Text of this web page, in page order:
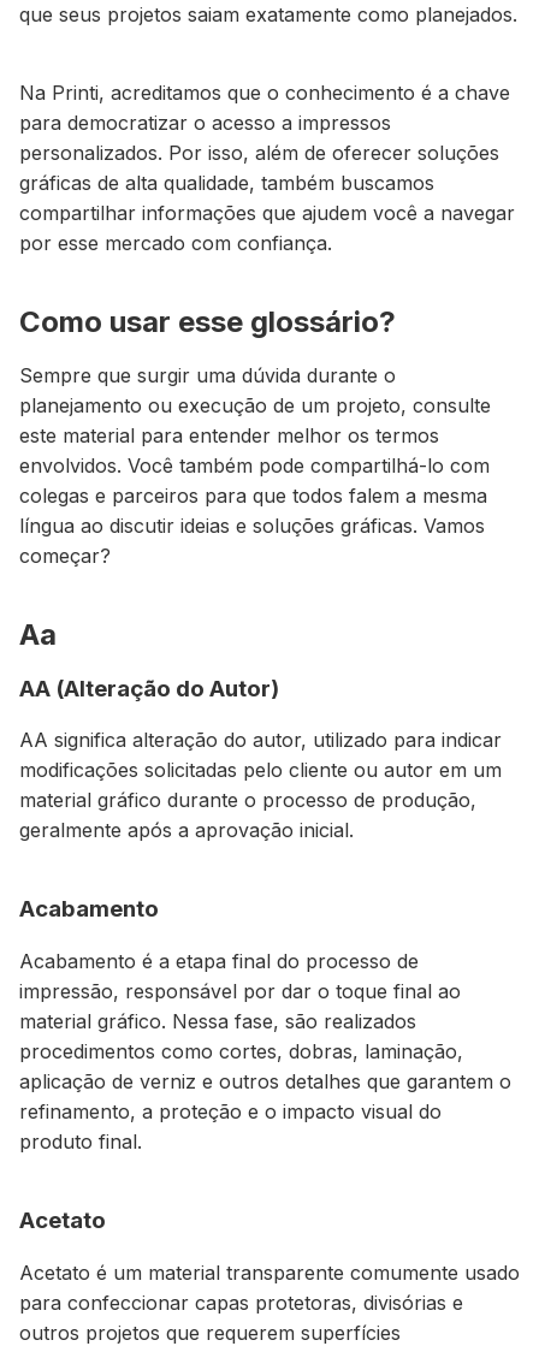
que seus projetos saiam exatamente como planejados.
Na Printi, acreditamos que o conhecimento é a chave
para democratizar o acesso a impressos
personalizados. Por isso, além de oferecer soluções
gráficas de alta qualidade, também buscamos
compartilhar informações que ajudem você a navegar
por esse mercado com confiança.
Como usar esse glossário?
Sempre que surgir uma dúvida durante o
planejamento ou execução de um projeto, consulte
este material para entender melhor os termos
envolvidos. Você também pode compartilhá-lo com
colegas e parceiros para que todos falem a mesma
língua ao discutir ideias e soluções gráficas. Vamos
começar?
Aa
AA (Alteração do Autor)
AA significa alteração do autor, utilizado para indicar
modificações solicitadas pelo cliente ou autor em um
material gráfico durante o processo de produção,
geralmente após a aprovação inicial.
Acabamento
Acabamento é a etapa final do processo de
impressão, responsável por dar o toque final ao
material gráfico. Nessa fase, são realizados
procedimentos como cortes, dobras, laminação,
aplicação de verniz e outros detalhes que garantem o
refinamento, a proteção e o impacto visual do
produto final.
Acetato
Acetato é um material transparente comumente usado
para confeccionar capas protetoras, divisórias e
outros projetos que requerem superfícies